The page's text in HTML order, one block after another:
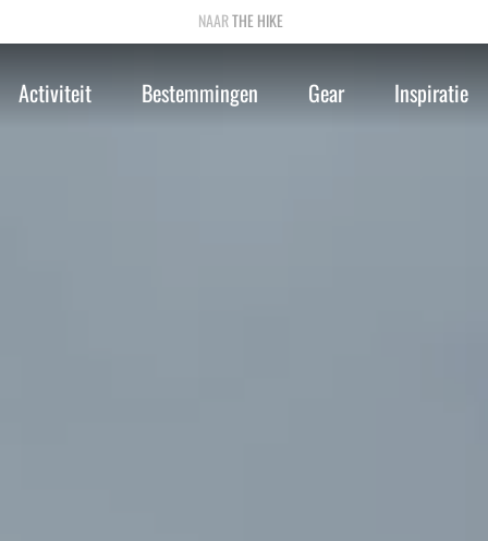
THE HIKE
Activiteit Bestemmingen Gear Inspiratie